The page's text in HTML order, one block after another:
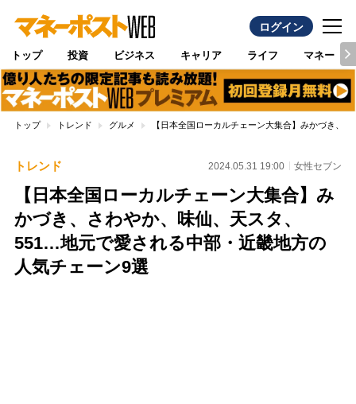
ログイン
トップ 投資 ビジネス キャリア ライフ マネー
トップ トレンド グルメ 【日本全国ローカルチェーン大集合】みかづき、
トレンド 2024.05.31 19:00 女性セブン
【日本全国ローカルチェーン大集合】み
かづき、さわやか、味仙、天スタ、
551…地元で愛される中部・近畿地方の
人気チェーン9選